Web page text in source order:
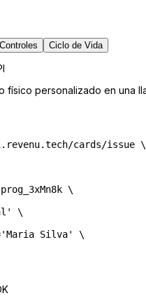
todo vía
Controles Ciclo de Vida
físico personalizado en una
cards/issue \
\
\
'Maria Silva'
\